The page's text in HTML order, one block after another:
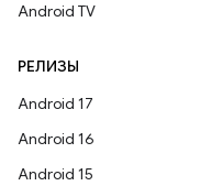
Android TV
РЕЛИЗЫ
Android 17
Android 16
Android 15